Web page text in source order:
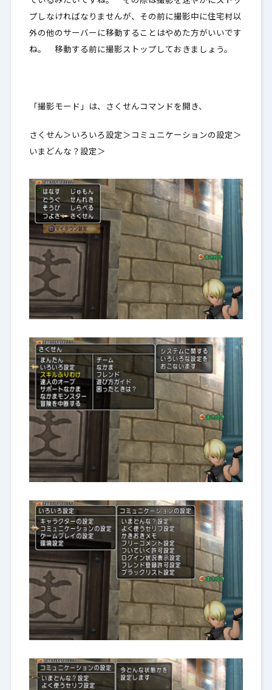
プしなければなりませんが、その前に撮影中に住宅村以
外の他のサーバーに移動することはやめた方がいい です
ね。 移動する前に撮影ストップしておきましょう。
「撮影モード」は、さくせんコマンドを開き、
さくせん＞いろいろ設定＞コミュニケーションの設定＞
いまどんな？設定＞